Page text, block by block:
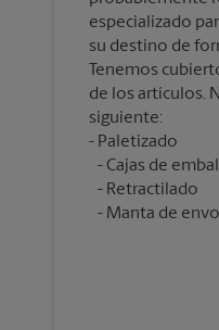
especializado
su destino de
Tenemos
de los artículos.
siguiente:
Cajas de
Retractilado
Manta de